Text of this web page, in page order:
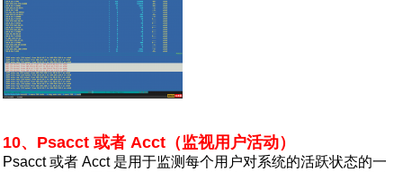
10、Psacct 或者 Acct（监视用户活动）
Psacct 或者 Acct 是用于监测每个用户对系统的活跃状态的一